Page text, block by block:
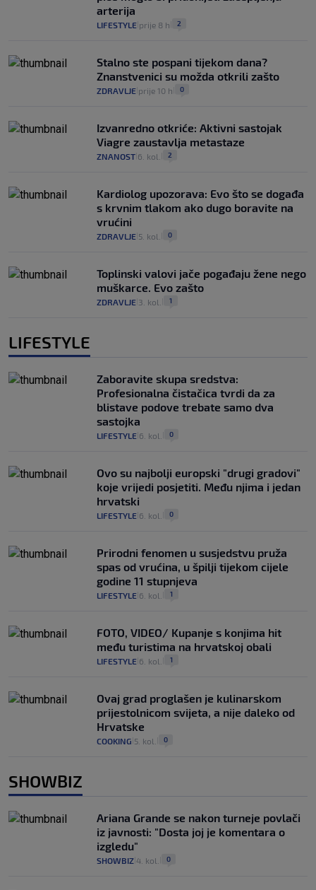
arterija
LIFESTYLE prije 8 h 2
Stalno ste pospani tijekom dana?
Znanstvenici su možda otkrili zašto
ZDRAVLJE prije 10 h 0
Izvanredno otkriće: Aktivni sastojak
Viagre zaustavlja metastaze
ZNANOST 6. kol. 2
Kardiolog upozorava: Evo što se događa
s krvnim tlakom ako dugo boravite na
vrućini
ZDRAVLJE 5. kol. 0
Toplinski valovi jače pogađaju žene nego
muškarce. Evo zašto
ZDRAVLJE 3. kol. 1
LIFESTYLE
Zaboravite skupa sredstva:
Profesionalna čistačica tvrdi da za
blistave podove trebate samo dva
sastojka
LIFESTYLE 6. kol. 0
Ovo su najbolji europski "drugi gradovi"
koje vrijedi posjetiti. Među njima i jedan
hrvatski
LIFESTYLE 6. kol. 0
Prirodni fenomen u susjedstvu pruža
spas od vrućina, u špilji tijekom cijele
godine 11 stupnjeva
LIFESTYLE 6. kol. 1
FOTO, VIDEO/ Kupanje s konjima hit
među turistima na hrvatskoj obali
LIFESTYLE 6. kol. 1
Ovaj grad proglašen je kulinarskom
prijestolnicom svijeta, a nije daleko od
Hrvatske
COOKING 5. kol. 0
SHOWBIZ
Ariana Grande se nakon turneje povlači
iz javnosti: "Dosta joj je komentara o
izgledu"
SHOWBIZ 4. kol. 0